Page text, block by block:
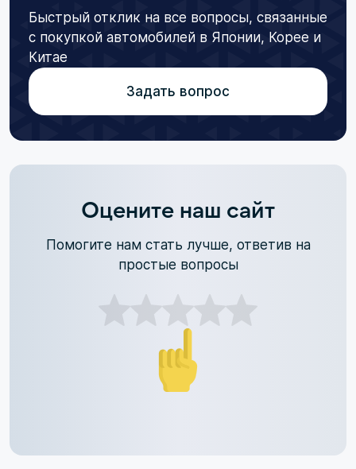
Быстрый отклик на все вопросы, связанные
с покупкой автомобилей в Японии, Корее и
Китае
Задать вопрос
Оцените наш сайт
Помогите нам стать лучше, ответив на
простые вопросы